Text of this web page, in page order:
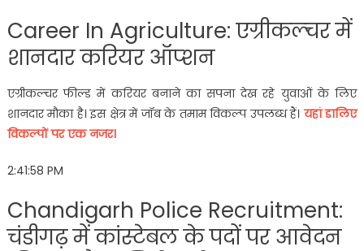
Career In Agriculture: एग्रीकल्चर में
शानदार करियर ऑप्शन
एग्रीकल्चर फील्ड में करियर बनाने का सपना देख रहे युवाओं के लिए
शानदार मौका है। इस क्षेत्र में जॉब के तमाम विकल्प उपलब्ध हैं। यहां डालिए
विकल्पों पर एक नजर।
2:41:58 PM
Chandigarh Police Recruitment:
चंडीगढ़ में कांस्टेबल के पदों पर आवेदन